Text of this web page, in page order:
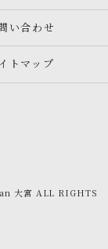
い合わせ
トマップ
大宮 ALL RIGHTS